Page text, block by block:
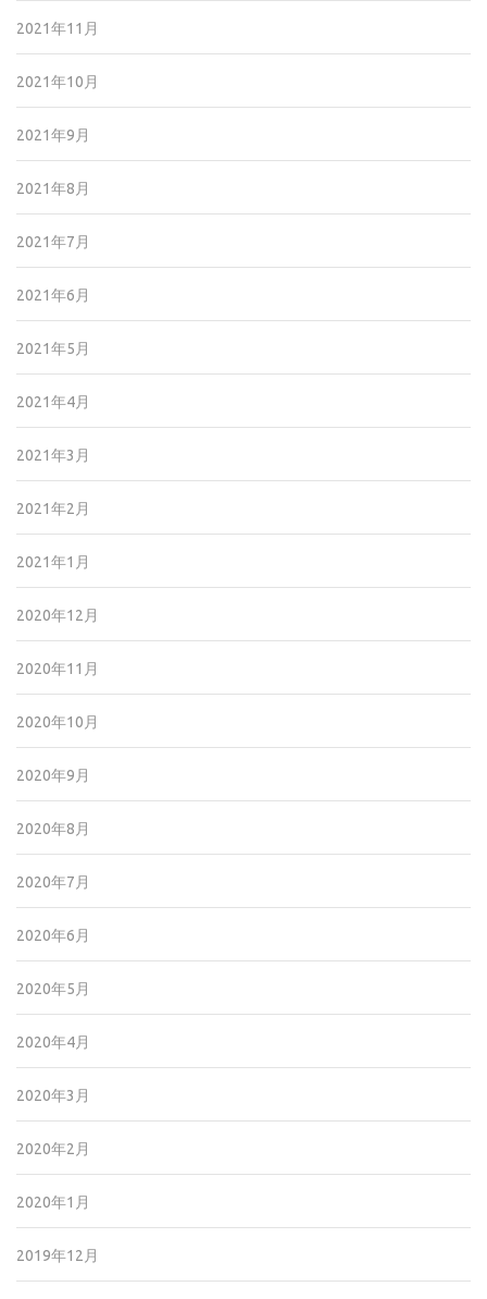
2021年11月
2021年10月
2021年9月
2021年8月
2021年7月
2021年6月
2021年5月
2021年4月
2021年3月
2021年2月
2021年1月
2020年12月
2020年11月
2020年10月
2020年9月
2020年8月
2020年7月
2020年6月
2020年5月
2020年4月
2020年3月
2020年2月
2020年1月
2019年12月